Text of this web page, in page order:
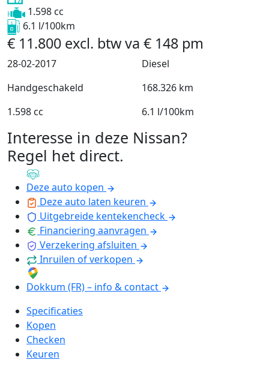
1.598 cc
6.1 l/100km
€ 11.800 excl. btwva € 148 pm
28-02-2017
Diesel
Handgeschakeld
168.326 km
1.598 cc
6.1 l/100km
Interesse in deze Nissan?
Regel het direct.
Deze auto kopen
Deze auto laten keuren
Uitgebreide kentekencheck
Financiering aanvragen
Verzekering afsluiten
Inruilen of verkopen
Dokkum (FR) – info & contact
Specificaties
Kopen
Checken
Keuren